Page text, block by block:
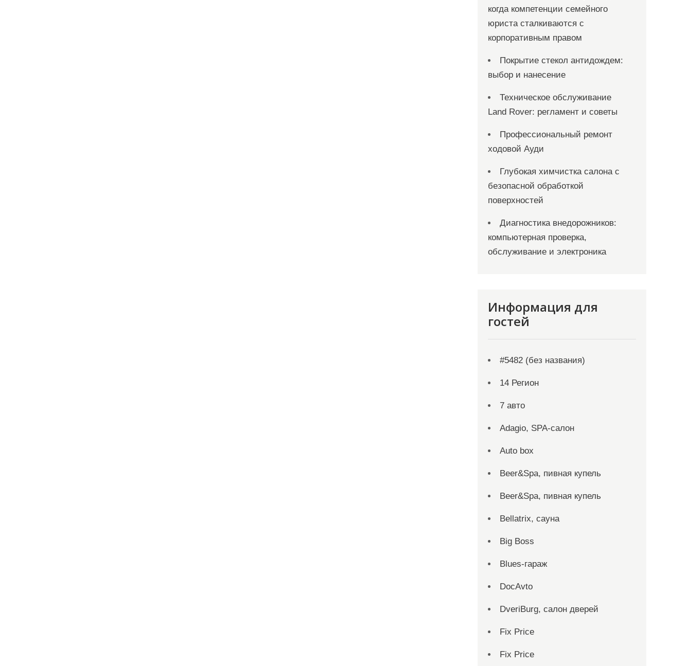
когда компетенции семейного
юриста сталкиваются с
корпоративным правом
Покрытие стекол антидождем:
выбор и нанесение
Техническое обслуживание
Land Rover: регламент и советы
Профессиональный ремонт
ходовой Ауди
Глубокая химчистка салона с
безопасной обработкой
поверхностей
Диагностика внедорожников:
компьютерная проверка,
обслуживание и электроника
Информация для
гостей
#5482 (без названия)
14 Регион
7 авто
Adagio, SPA-салон
Auto box
Beer&Spa, пивная купель
Beer&Spa, пивная купель
Bellatrix, сауна
Big Boss
Blues-гараж
DocAvto
DveriBurg, салон дверей
Fix Price
Fix Price